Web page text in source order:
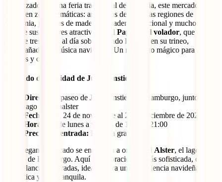
Organizado por una feria tradicional de Renania, este mercado se
divide en zonas temáticas: artesanías de todas las regiones de
Alemania, juguetes de madera, panadería tradicional y mucho más.
Uno de sus mayores atractivos es el Papá Noel volador, que
aparece tres veces al día sobrevolando la plaza en su trineo,
acompañado de música navideña. ¡Un momento mágico para
grandes y chicos!
Mercado de Navidad de Jungfernstieg
Dirección: paseo de Jungfernstieg, en Hamburgo, junto al
lago Binnenalster
Fechas:
del 24 de noviembre al 23 de diciembre de 2025
Horarios:
de lunes a viernes de 11:00 a 21:00
Precios de entrada: Entrada gratuita
Este elegante mercado se encuentra a orillas del Alster, el lago
urbano de Hamburgo. Aquí la decoración es más sofisticada, con
luces blancas y doradas, ideales para una experiencia navideña
romántica y más tranquila.